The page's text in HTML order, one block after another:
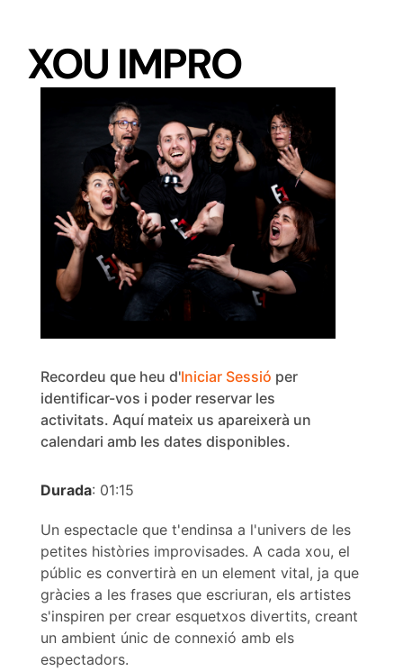
XOU IMPRO
Recordeu que heu d'Iniciar Sessió per
identificar-vos i poder reservar les
activitats. Aquí mateix us apareixerà un
calendari amb les dates disponibles.
Durada: 01:15
Un espectacle que t'endinsa a l'univers de les
petites històries improvisades. A cada xou, el
públic es convertirà en un element vital, ja que
gràcies a les frases que escriuran, els artistes
s'inspiren per crear esquetxos divertits, creant
un ambient únic de connexió amb els
espectadors.